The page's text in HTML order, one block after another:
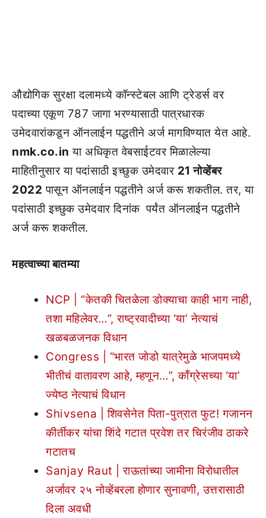
औद्योगिक सुरक्षा दलामध्ये कॉन्स्टेबल आणि ट्रेडर्स वर
पदाच्या एकूण 787 जागा भरण्यासाठी पात्रधारक
उमेदवारांकडून ऑनलाईन पद्धतीने अर्ज मागविण्यात येत आहे.
nmk.co.in या अधिकृत वेबसाईटवर मिळालेल्या
माहितीनुसार या पदांसाठी इच्छुक उमेदवार 21 नोव्हेंबर
2022 पासून ऑनलाईन पद्धतीने अर्ज करू शकतील. तर, या
पदांसाठी इच्छुक उमेदवार दिनांक पर्यंत ऑनलाईन पद्धतीने
अर्ज करू शकतील.
महत्वाच्या बातम्या
NCP | “केतकी चितळेला डोक्याचा काही भाग नाही,
तशा महिलेवर…”, राष्ट्रवादीच्या ‘या’ नेत्याचं
खळबळजनक विधान
Congress | “भारत जोडो यात्रेमुळे भाजपमध्ये
भीतीचं वातावरण आहे, म्हणून…”, काँग्रेसच्या ‘या’
ज्येष्ठ नेत्याचं विधान
Shivsena | शिवसेनेत पिता-पुत्रात फुट! गजानन
कीर्तीकर यांचा शिंदे गटात प्रवेश तर चिरंजीव ठाकरे
गटातच
Sanjay Raut | राऊतांच्या जामीना विरोधातील
अर्जावर २५ नोव्हेंबरला होणार सुनावणी, उत्तरासाठी
दिला अवधी